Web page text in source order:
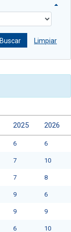
Buscar Limpiar
2025 2026
6 6
7 10
7 8
9 6
9 9
6 10